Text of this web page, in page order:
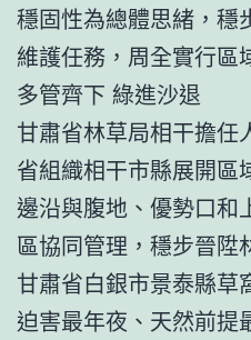
穩固性為總體思緒，穩
維護任務，周全實行區
多管齊下 綠進沙退
甘肅省林草局相干擔任
省組織相干市縣展開區
邊沿與腹地、優勢口和
區協同管理，穩步晉陞
甘肅省白銀市景泰縣草
迫害最年夜、天然前提